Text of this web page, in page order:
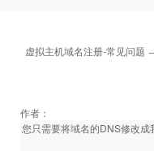
虚拟主机域名注册-常见问题
作者：
您只需要将域名的DNS修改成